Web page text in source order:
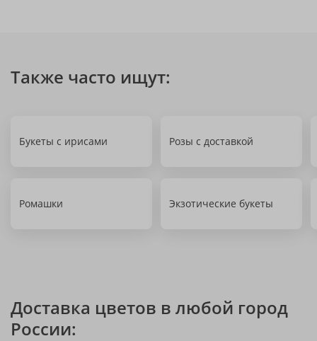
Также часто ищут:
Букеты с ирисами Розы с доставкой
Ромашки Экзотические букеты
Доставка цветов в любой город
России: